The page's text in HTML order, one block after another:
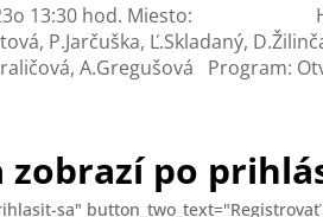
13:30 hod. Miesto: Hotel
P.Jarčuška, Ľ.Skladaný,
A.Gregušová Program:
zobrazí po
sa"